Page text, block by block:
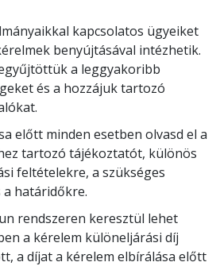
kapcsolatos ügyeiket
benyújtásával intézhetik.
a leggyakoribb
és a hozzájuk tartozó
előtt minden esetben olvasd el a
tartozó tájékoztatót, különös
feltételekre, a szükséges
határidőkre.
rendszeren keresztül lehet
a kérelem különeljárási díj
a díjat a kérelem elbírálása előtt